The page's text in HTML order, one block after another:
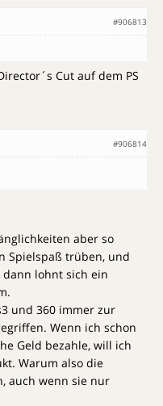
#906813
Cut auf dem PS
#906814
aber so
Spielspaß trüben, und
lohnt sich ein
und 360 immer zur
Wenn ich schon
Geld bezahle, will ich
Warum also die
auch wenn sie nur